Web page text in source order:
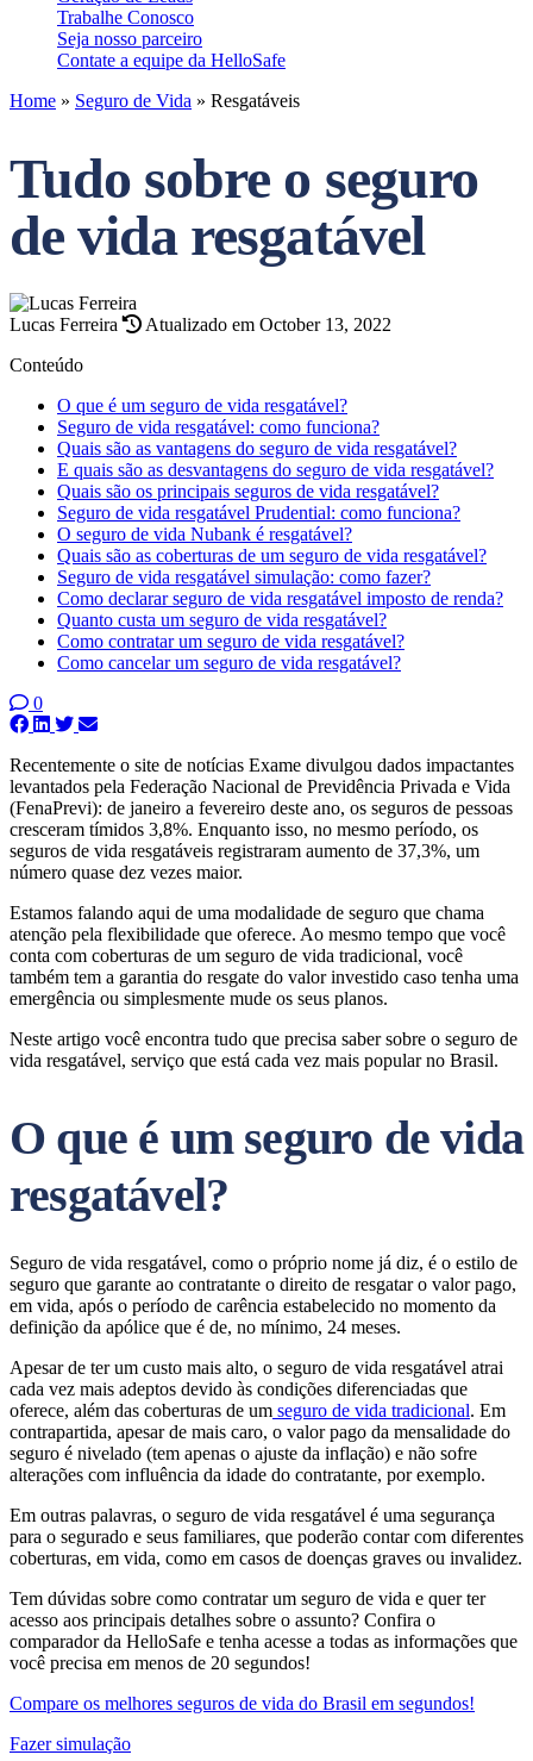
Trabalhe Conosco
Seja nosso parceiro
Contate a equipe da HelloSafe
Home » Seguro de Vida » Resgatáveis
Tudo sobre o seguro
de vida resgatável
Lucas Ferreira
Atualizado em October 13, 2022
Conteúdo
O que é um seguro de vida resgatável?
Seguro de vida resgatável: como funciona?
Quais são as vantagens do seguro de vida resgatável?
E quais são as desvantagens do seguro de vida resgatável?
Quais são os principais seguros de vida resgatável?
Seguro de vida resgatável Prudential: como funciona?
O seguro de vida Nubank é resgatável?
Quais são as coberturas de um seguro de vida resgatável?
Seguro de vida resgatável simulação: como fazer?
Como declarar seguro de vida resgatável imposto de renda?
Quanto custa um seguro de vida resgatável?
Como contratar um seguro de vida resgatável?
Como cancelar um seguro de vida resgatável?
0
Recentemente o site de notícias Exame divulgou dados impactantes
levantados pela Federação Nacional de Previdência Privada e Vida
(FenaPrevi): de janeiro a fevereiro deste ano, os seguros de pessoas
cresceram tímidos 3,8%. Enquanto isso, no mesmo período, os
seguros de vida resgatáveis registraram aumento de 37,3%, um
número quase dez vezes maior.
Estamos falando aqui de uma modalidade de seguro que chama
atenção pela flexibilidade que oferece. Ao mesmo tempo que você
conta com coberturas de um seguro de vida tradicional, você
também tem a garantia do resgate do valor investido caso tenha uma
emergência ou simplesmente mude os seus planos.
Neste artigo você encontra tudo que precisa saber sobre o seguro de
vida resgatável, serviço que está cada vez mais popular no Brasil.
O que é um seguro de vida
resgatável?
Seguro de vida resgatável, como o próprio nome já diz, é o estilo de
seguro que garante ao contratante o direito de resgatar o valor pago,
em vida, após o período de carência estabelecido no momento da
definição da apólice que é de, no mínimo, 24 meses.
Apesar de ter um custo mais alto, o seguro de vida resgatável atrai
cada vez mais adeptos devido às condições diferenciadas que
oferece, além das coberturas de um seguro de vida tradicional. Em
contrapartida, apesar de mais caro, o valor pago da mensalidade do
seguro é nivelado (tem apenas o ajuste da inflação) e não sofre
alterações com influência da idade do contratante, por exemplo.
Em outras palavras, o seguro de vida resgatável é uma segurança
para o segurado e seus familiares, que poderão contar com diferentes
coberturas, em vida, como em casos de doenças graves ou invalidez.
Tem dúvidas sobre como contratar um seguro de vida e quer ter
acesso aos principais detalhes sobre o assunto? Confira o
comparador da HelloSafe e tenha acesse a todas as informações que
você precisa em menos de 20 segundos!
Compare os melhores seguros de vida do Brasil em segundos!
Fazer simulação